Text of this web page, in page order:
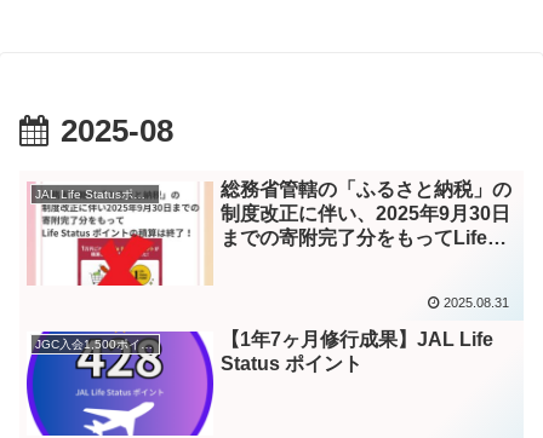
2025-08
JAL Life Statusポイント – Instagram
総務省管轄の「ふるさと納税」の
制度改正に伴い、2025年9月30日
までの寄附完了分をもってLife
（寄附完了分）の合計寄附額で
Life Status ポイントの積算数を
判定します。1万円に満たない寄
2025.08.31
JGC入会1,500ポイント
【1年7ヶ月修行成果】JAL Life
Status ポイント